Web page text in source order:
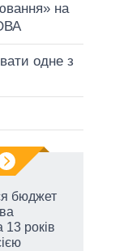
на
одне з
бюджет
13 років